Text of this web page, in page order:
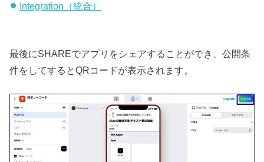
Integration（統合）
最後にSHAREでアプリをシェアすることができ、公開条
件をしてするとQRコードが表示されます。